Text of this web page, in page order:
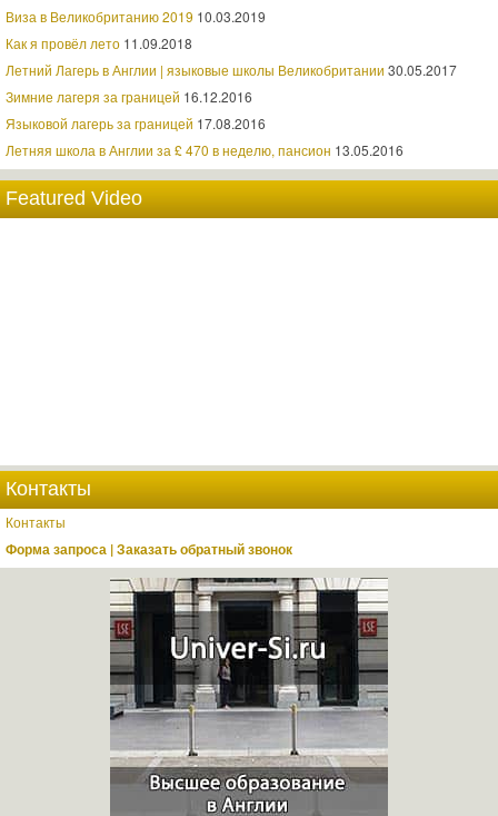
Виза в Великобританию 2019 10.03.2019
Как я провёл лето 11.09.2018
Летний Лагерь в Англии | языковые школы Великобритании 30.05.2017
Зимние лагеря за границей 16.12.2016
Языковой лагерь за границей 17.08.2016
Летняя школа в Англии за £ 470 в неделю, пансион 13.05.2016
Featured Video
Контакты
Контакты
Форма запроса | Заказать обратный звонок